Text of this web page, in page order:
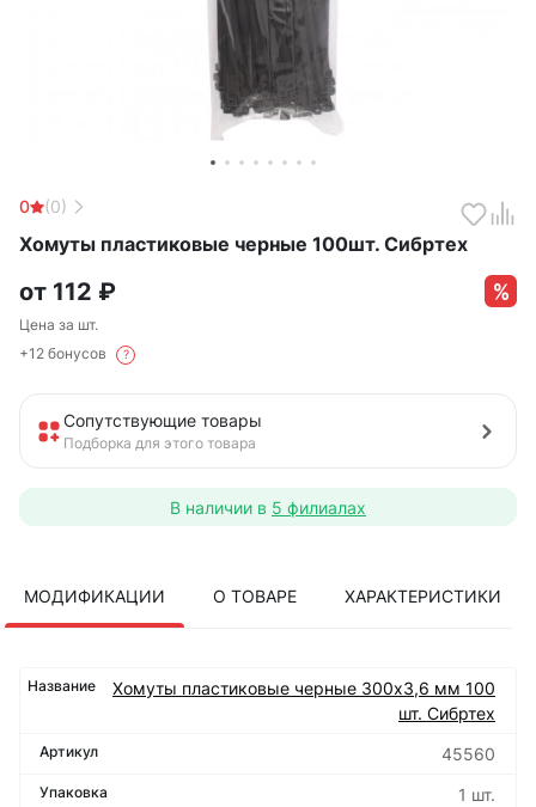
0 (0)
Хомуты пластиковые черные 100шт. Сибртех
от 112 ₽
Цена за шт.
+12 бонусов
?
Сопутствующие товары
Подборка для этого товара
В наличии в 5 филиалах
МОДИФИКАЦИИ О ТОВАРЕ ХАРАКТЕРИСТИКИ
Хомуты пластиковые черные 300х3,6 мм 100
шт. Сибртех
45560
1 шт.